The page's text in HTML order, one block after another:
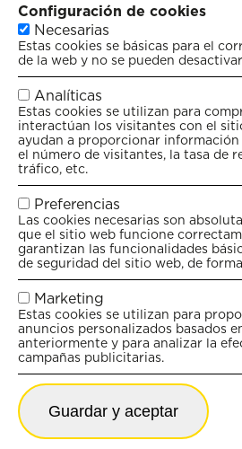
Configuración de cookies
Necesarias
Estas cookies se básicas para el
de la web y no se pueden
Analíticas
Estas cookies se utilizan para
interactúan los visitantes con el
ayudan a proporcionar
el número de visitantes, la tasa de
tráfico, etc.
Preferencias
Las cookies necesarias son
que el sitio web funcione
garantizan las funcionalidades
de seguridad del sitio web, de
Marketing
Estas cookies se utilizan para
anuncios personalizados basados
anteriormente y para analizar la
campañas publicitarias.
Guardar y aceptar